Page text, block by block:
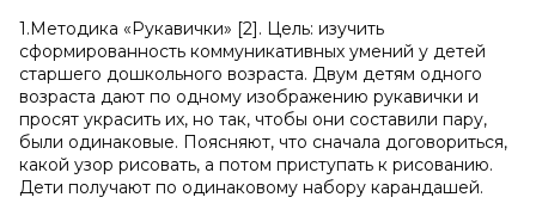
1.Методика «Рукавички» [2]. Цель: изучить
сформированность коммуникативных умений у детей
старшего дошкольного возраста. Двум детям одного
возраста дают по одному изображению рукавички и
просят украсить их, но так, чтобы они составили пару,
были одинаковые. Поясняют, что сначала договориться,
какой узор рисовать, а потом приступать к рисованию.
Дети получают по одинаковому набору карандашей.